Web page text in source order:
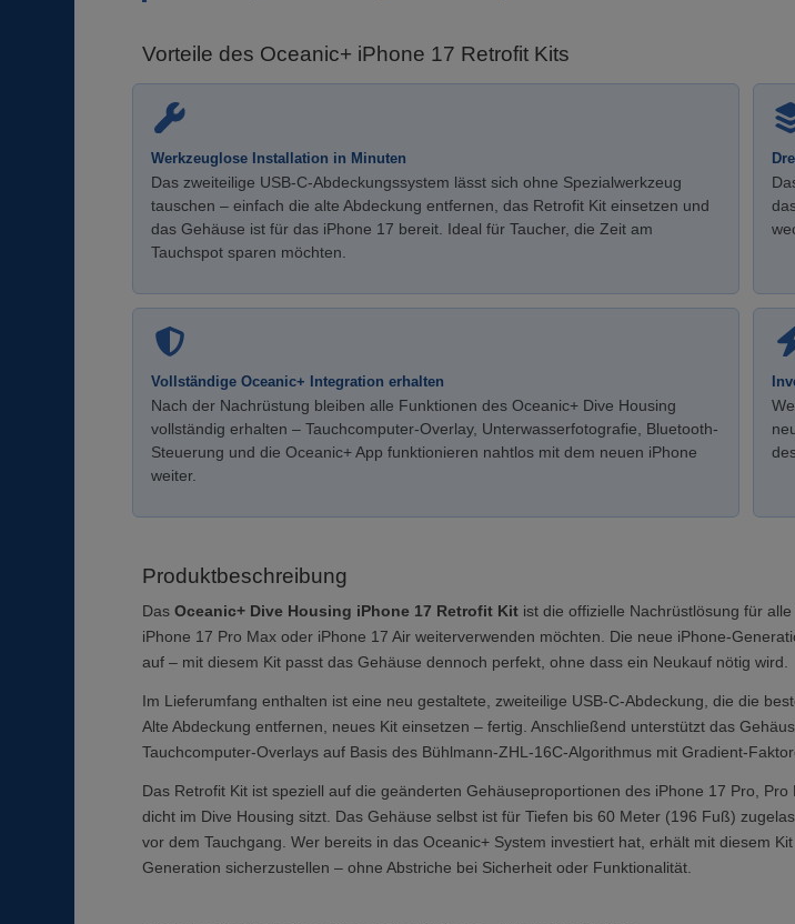
Vorteile des Oceanic+ iPhone 17 Retrofit Kits
Werkzeuglose Installation in Minuten
Das zweiteilige USB-C-Abdeckungssystem lässt sich ohne Spezialwerkzeug
tauschen – einfach die alte Abdeckung entfernen, das Retrofit Kit einsetzen und
das Gehäuse ist für das iPhone 17 bereit. Ideal für Taucher, die Zeit am
Tauchspot sparen möchten.
Vollständige Oceanic+ Integration erhalten
Nach der Nachrüstung bleiben alle Funktionen des Oceanic+ Dive Housing
vollständig erhalten – Tauchcomputer-Overlay, Unterwasserfotografie, Bluetooth-
Steuerung und die Oceanic+ App funktionieren nahtlos mit dem neuen iPhone
weiter.
Produktbeschreibung
Das Oceanic+ Dive Housing iPhone 17 Retrofit Kit ist die offizielle Nachrüstlösung für
iPhone 17 Pro Max oder iPhone 17 Air weiterverwenden möchten. Die neue iPhone-
auf – mit diesem Kit passt das Gehäuse dennoch perfekt, ohne dass ein Neukauf nötig wird.
Im Lieferumfang enthalten ist eine neu gestaltete, zweiteilige USB-C-Abdeckung, die die
Alte Abdeckung entfernen, neues Kit einsetzen – fertig. Anschließend unterstützt das
Tauchcomputer-Overlays auf Basis des Bühlmann-ZHL-16C-Algorithmus mit Gradient-
Das Retrofit Kit ist speziell auf die geänderten Gehäuseproportionen des iPhone 17 Pro,
dicht im Dive Housing sitzt. Das Gehäuse selbst ist für Tiefen bis 60 Meter (196 Fuß)
vor dem Tauchgang. Wer bereits in das Oceanic+ System investiert hat, erhält mit diesem
Generation sicherzustellen – ohne Abstriche bei Sicherheit oder Funktionalität.